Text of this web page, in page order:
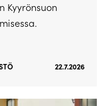
Kyyrönsuon
22.7.2026